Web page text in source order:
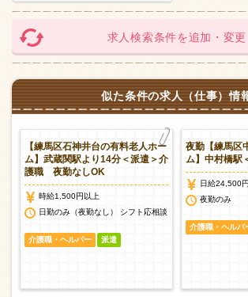
求人検索条件を追加・変更
似た条件の求人（仕事）情
【練馬区石神井台の有料老人ホー
ム】武蔵関駅より14分＜派遣＞介
護職 夜勤なしOK
時給1,500円以上
日勤のみ（夜勤なし） シフト応相談
介護職・ヘルパー 派遣
夜勤【練馬区
ム】中村橋駅
日給24,500
夜勤のみ
介護職・ヘルパ